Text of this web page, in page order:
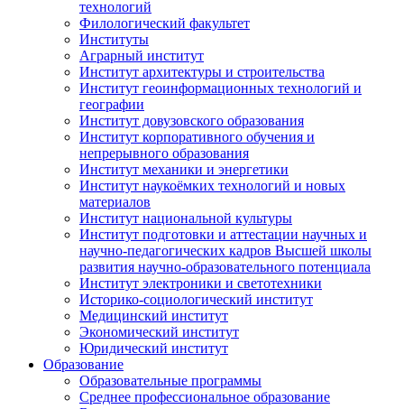
технологий
Филологический факультет
Институты
Аграрный институт
Институт архитектуры и строительства
Институт геоинформационных технологий и
географии
Институт довузовского образования
Институт корпоративного обучения и
непрерывного образования
Институт механики и энергетики
Институт наукоёмких технологий и новых
материалов
Институт национальной культуры
Институт подготовки и аттестации научных и
научно-педагогических кадров Высшей школы
развития научно-образовательного потенциала
Институт электроники и светотехники
Историко-социологический институт
Медицинский институт
Экономический институт
Юридический институт
Образование
Образовательные программы
Среднее профессиональное образование